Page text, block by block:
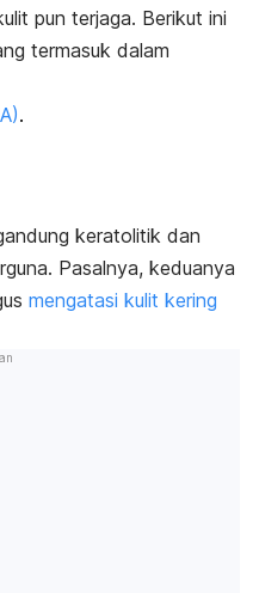
pun terjaga. Berikut ini
termasuk dalam
.
keratolitik dan
Pasalnya, keduanya
mengatasi kulit kering